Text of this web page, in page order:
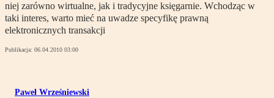
niej zarówno wirtualne, jak i tradycyjne księgarnie. Wchodząc w
taki interes, warto mieć na uwadze specyfikę prawną
elektronicznych transakcji
Publikacja: 06.04.2010 03:00
Paweł Wrześniewski